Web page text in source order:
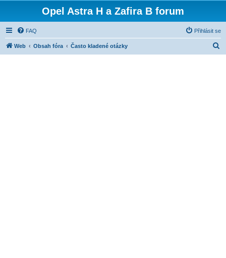
Opel Astra H a Zafira B forum
FAQ Přihlásit se
Web Obsah fóra Často kladené otázky